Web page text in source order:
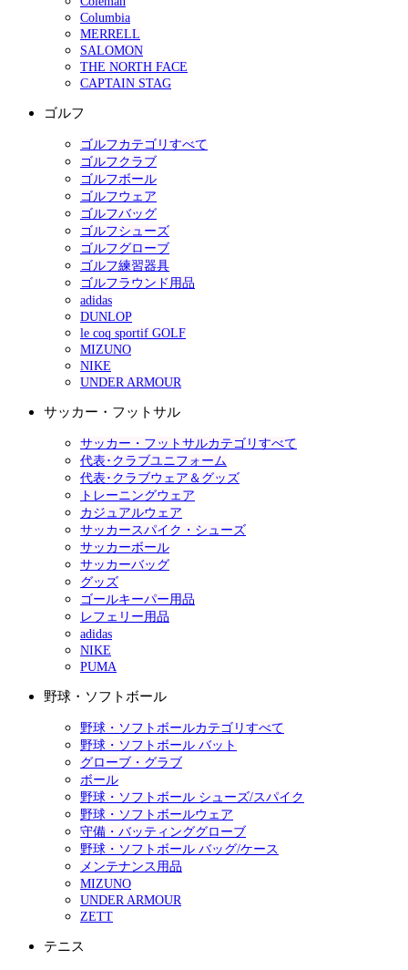
Columbia
MERRELL
SALOMON
THE NORTH FACE
CAPTAIN STAG
ゴルフ
ゴルフカテゴリすべて
ゴルフクラブ
ゴルフボール
ゴルフウェア
ゴルフバッグ
ゴルフシューズ
ゴルフグローブ
ゴルフ練習器具
ゴルフラウンド用品
adidas
DUNLOP
le coq sportif GOLF
MIZUNO
NIKE
UNDER ARMOUR
サッカー・フットサル
サッカー・フットサルカテゴリすべて
代表･クラブユニフォーム
代表･クラブウェア＆グッズ
トレーニングウェア
カジュアルウェア
サッカースパイク・シューズ
サッカーボール
サッカーバッグ
グッズ
ゴールキーパー用品
レフェリー用品
adidas
NIKE
PUMA
野球・ソフトボール
野球・ソフトボールカテゴリすべて
野球・ソフトボール バット
グローブ・グラブ
ボール
野球・ソフトボール シューズ/スパイク
野球・ソフトボールウェア
守備・バッティンググローブ
野球・ソフトボール バッグ/ケース
メンテナンス用品
MIZUNO
UNDER ARMOUR
ZETT
テニス